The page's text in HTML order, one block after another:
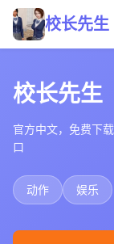
校长先生
校长先生
官方中文，免费下
口
动作 娱乐